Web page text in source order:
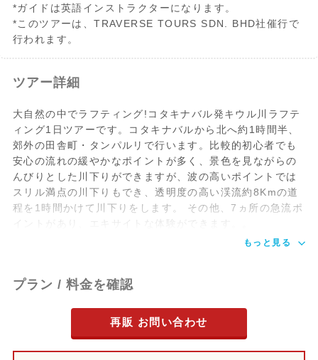
*ガイドは英語インストラクターになります。
*このツアーは、TRAVERSE TOURS SDN. BHD社催行で
行われます。
ツアー詳細
大自然の中でラフティング!コタキナバル発キウル川ラフテ
ィング1日ツアーです。コタキナバルから北へ約1時間半、
郊外の田舎町・タンパルリで行います。比較的初心者でも
安心の流れの緩やかなポイントが多く、景色を見ながらの
んびりとした川下りができますが、波の高いポイントでは
スリル満点の川下りもでき、透明度の高い渓流約8Kmの道
程を1時間かけて川下りをします。 その他、7ヵ所の急流ポ
イントがあり、エキサイトな体験ができます。。
もっと見る
プラン / 料金を確認
再販 お問い合わせ